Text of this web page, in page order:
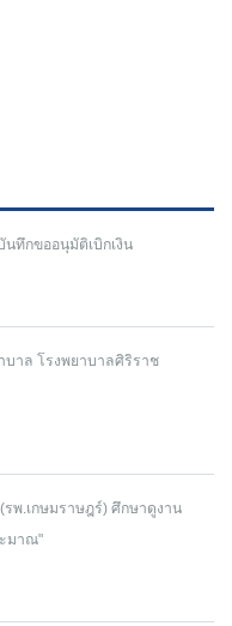
ทึกขออนุมัติเบิกเงิน
บาล โรงพยาบาลศิริราช
พ.เกษมราษฎร์) ศึกษาดูงาน
ะมาณ"